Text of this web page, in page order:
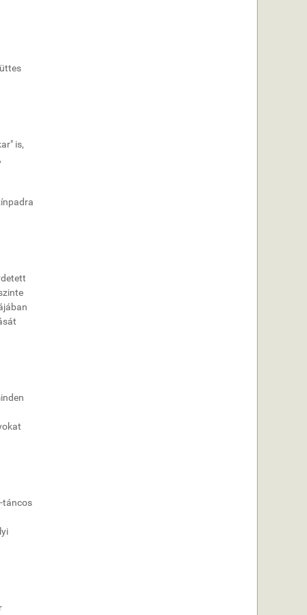
is,
táncos